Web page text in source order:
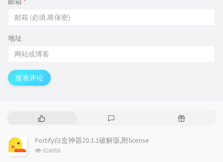
地址
发表评论
热
文
章
评
随
Fortify白盒神器20.1.1破解版,附license
浏
624958